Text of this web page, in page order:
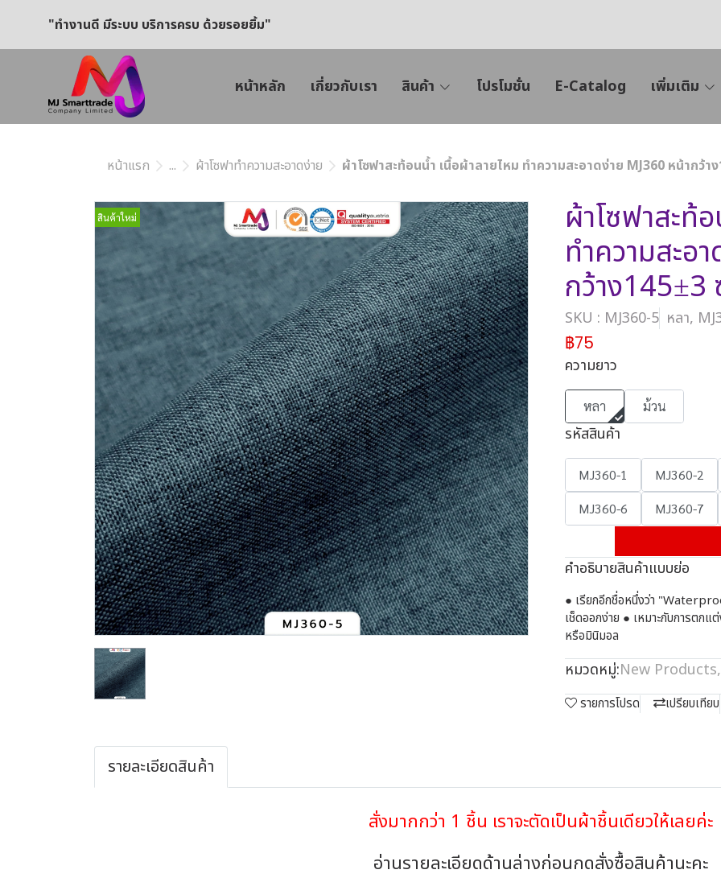
"ทำงานดี มีระบบ บริการครบ ด้วยรอยยิ้ม"
หน้าหลัก เกี่ยวกับเรา สินค้า โปรโมชั่น E-Catalog เพิ่มเติม
หน้าแรก ... ผ้าโซฟาทำความสะอาดง่าย ผ้าโซฟาสะท้อนน้ำ เนื้อผ้าลายไหม ทำความสะอาดง่าย MJ360 หน้ากว้า
สินค้าใหม่ ผ้าโซฟาสะท้
ทำความสะอ
กว้าง145±3
SKU : MJ360-5 หลา,
฿75
ความยาว
หลา ม้วน
รหัสสินค้า
MJ360-1 MJ360-2
MJ360-6
MJ360-7
คำอธิบายสินค้าแบบย่อ
● เรียกอีกชื่อหนึ่งว่า
เช็ดออกง่าย ● เหมาะกับการตกแ
หรือมินิมอล
หมวดหมู่:New Products,
รายการโปรด เปรียบเทียบ
รายละเอียดสินค้า
สั่งมากกว่า 1 ชิ้น เราจะตัดเป็นผ้าชิ้นเดียวให้เลยค่ะ
อ่านรายละเอียดด้านล่างก่อนกดสั่งซื้อสินค้านะคะ